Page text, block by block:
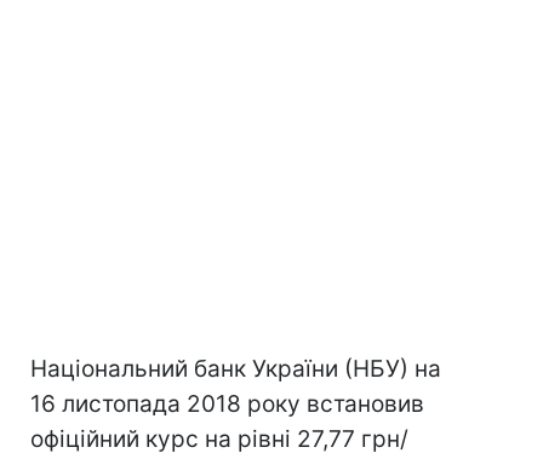
Національний банк України (НБУ) на
16 листопада 2018 року встановив
офіційний курс на рівні 27,77 грн/